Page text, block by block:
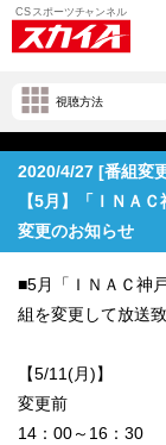
視聴方法
2020/4/27 [番組変
【5月】「ＩＮＡ
変更のお知らせ
■5月「ＩＮＡＣ
組を変更して放送致
【5/11(月)】
変更前
14：00～16：30